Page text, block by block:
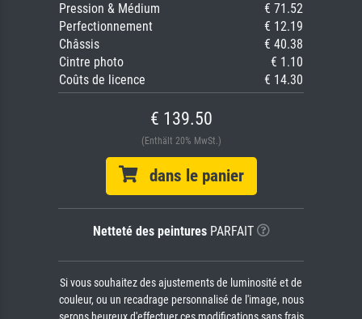
Pression & Médium
€ 71.52
Perfectionnement
€ 12.19
Châssis
€ 40.38
Cintre photo
€ 1.10
Coûts de licence
€ 14.30
€ 139.50
(Enthält 20% MwSt.)
dans le panier
Netteté des peinturesPARFAIT
Si vous souhaitez des ajustements de luminosité et de
couleur, ou un recadrage personnalisé de l'image, nous